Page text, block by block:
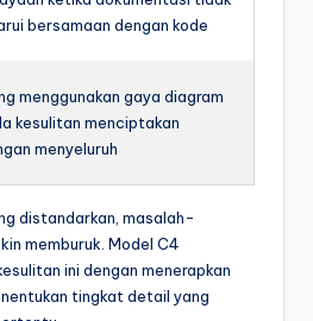
bersamaan dengan kode
menggunakan gaya diagram
kesulitan menciptakan
menyeluruh
distandarkan, masalah-
memburuk. Model C4
ini dengan menerapkan
tingkat detail yang